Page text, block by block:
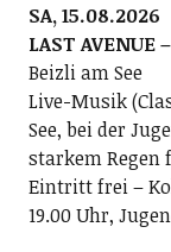
SA, 15.08.2026
LAST AVENUE
Beizli am See
Live-Musik
See, bei der
starkem
Eintritt frei –
19.00 Uhr,